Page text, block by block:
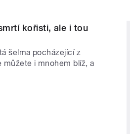
kořisti, ale i tou
šelma pocházející z
můžete i mnohem blíž, a